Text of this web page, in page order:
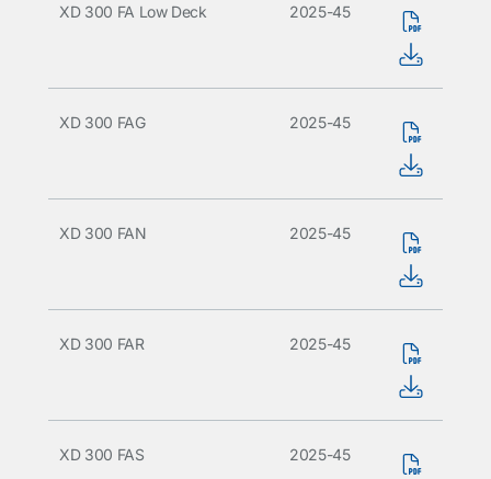
XD 300 FA Low Deck 2025-45
XD 300 FAG 2025-45
XD 300 FAN 2025-45
XD 300 FAR 2025-45
XD 300 FAS 2025-45